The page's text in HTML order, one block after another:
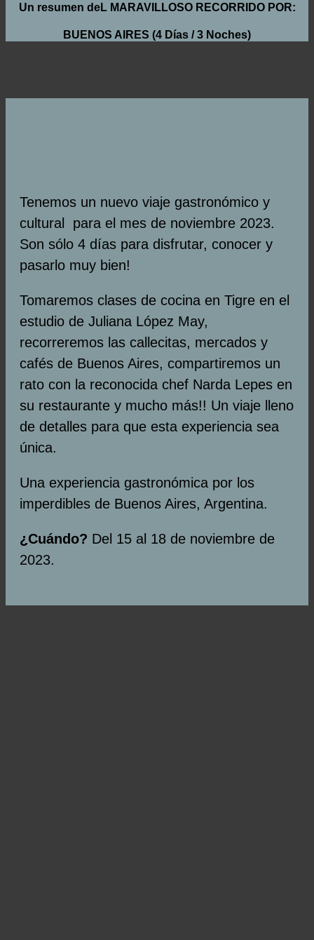
Un resumen deL MARAVILLOSO RECORRIDO POR:
BUENOS AIRES (4 Días / 3 Noches)
Tenemos un nuevo viaje gastronómico y
cultural para el mes de noviembre 2023.
Son sólo 4 días para disfrutar, conocer y
pasarlo muy bien!
Tomaremos clases de cocina en Tigre en el
estudio de Juliana López May,
recorreremos las callecitas, mercados y
cafés de Buenos Aires, compartiremos un
rato con la reconocida chef Narda Lepes en
su restaurante y mucho más!! Un viaje lleno
de detalles para que esta experiencia sea
única.
Una experiencia gastronómica por los
imperdibles de Buenos Aires, Argentina.
¿Cuándo? Del 15 al 18 de noviembre de
2023.